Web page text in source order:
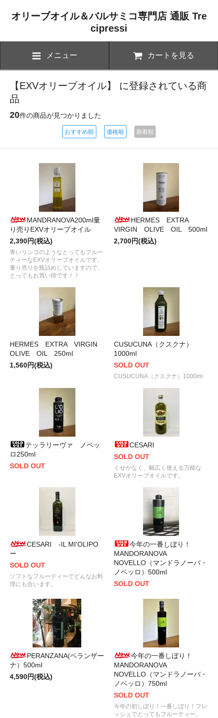
オリーブオイル＆バルサミコ専門店 通販 Tre
cipressi
メニュー カートを見る
【EXVオリーブオイル】 に登録されている商
品
20件の商品が見つかりました
おすすめ順 価格順 新着順
MANDRANOVA200ml量
り売りEXVオリーブオイル
2,390円(税込)
青いリンゴのようなとってもフルー
ティーなEXVオリーブオイルです。
量り売りを瓶詰めしていますので、
とってもお買い得です！！
HERMES EXTRA
VIRGIN OLIVE OIL 500ml
2,700円(税込)
HERMES EXTRA VIRGIN
OLIVE OIL 250ml
1,560円(税込)
CUSUCUNA（クスクナ）
1000ml
SOLD OUT
CUSUCUNA（クスクナ）1000ml
テッラリーヴァ ノベッ
ロ250ml
SOLD OUT
CESARI
SOLD OUT
くせがなく、幅広く使える万能な
EXVオリーブオイルです。
CESARI -IL MI'OLIPO
ー
SOLD OUT
ソフトなフルーティーでどんなお料
理にも合います。
今年の一番しぼり！
MANDORANOVA
NOVELLO（マンドラノーバ・
ノベッロ）500ml
SOLD OUT
PERANZANA(ペランザー
ナ）500ml
4,590円(税込)
今年の一番しぼり！
MANDORANOVA
NOVELLO（マンドラノーバ・
ノベッロ）750ml
SOLD OUT
今年の初しぼり！一番しぼり！フレ
ッシュでとってもフルーティー。